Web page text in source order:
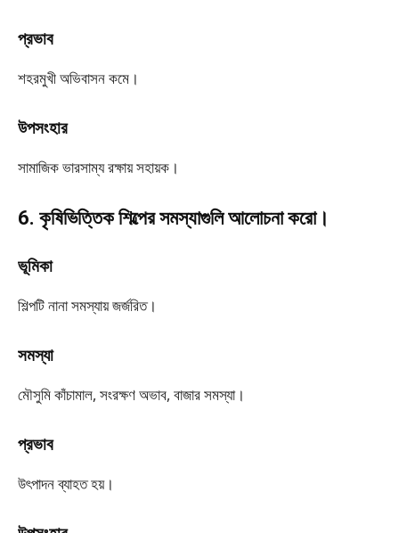
প্রভাব
শহরমুখী অভিবাসন কমে।
উপসংহার
সামাজিক ভারসাম্য রক্ষায় সহায়ক।
6. কৃষিভিত্তিক শিল্পের সমস্যাগুলি আলোচনা করো।
ভূমিকা
শিল্পটি নানা সমস্যায় জর্জরিত।
সমস্যা
মৌসুমি কাঁচামাল, সংরক্ষণ অভাব, বাজার সমস্যা।
প্রভাব
উৎপাদন ব্যাহত হয়।